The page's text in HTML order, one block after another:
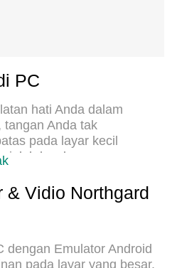
PC
hati Anda dalam
tangan Anda tak
pada layar kecil
layaknya seorang
kendali penuh dalam
papan ketik dan
seluruh hal yang Anda
Northgard pada PC.
data seluler dan
& Vidio Northgard
dengan Emulator Android
pada layar yang besar.